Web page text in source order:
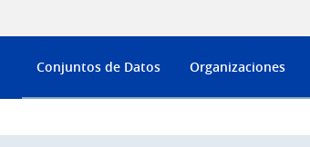
Conjuntos de Datos Organizaciones